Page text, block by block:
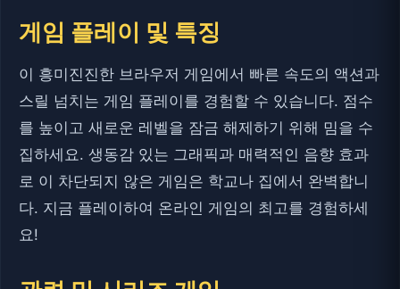
게임 플레이 및 특징
이 흥미진진한 브라우저 게임에서 빠른 속도의 액션과
스릴 넘치는 게임 플레이를 경험할 수 있습니다. 점수
를 높이고 새로운 레벨을 잠금 해제하기 위해 밈을 수
집하세요. 생동감 있는 그래픽과 매력적인 음향 효과
로 이 차단되지 않은 게임은 학교나 집에서 완벽합니
다. 지금 플레이하여 온라인 게임의 최고를 경험하세
요!